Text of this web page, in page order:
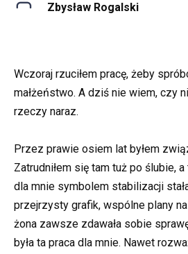
Zbysław Rogalski
Wczoraj rzuciłem pracę, żeby
małżeństwo. A dziś nie wiem, czy
rzeczy naraz.
Przez prawie osiem lat byłem
Zatrudniłem się tam tuż po ślubie,
dla mnie symbolem stabilizacji
przejrzysty grafik, wspólne plany
żona zawsze zdawała sobie
była ta praca dla mnie. Nawet